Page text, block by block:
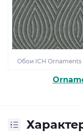
Обои ІСН Ornaments